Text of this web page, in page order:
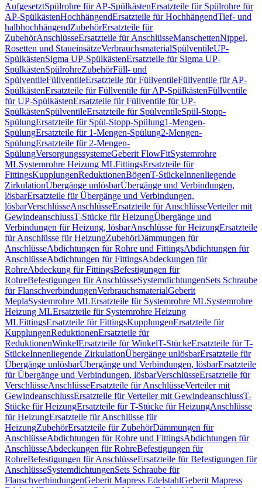
AufgesetztSpülrohre für AP-SpülkästenErsatzteile für Spülrohre für
AP-SpülkästenHochhängendErsatzteile für HochhängendTief- und
halbhochhängendZubehörErsatzteile für
ZubehörAnschlüsseErsatzteile für AnschlüsseManschettenNippel,
Rosetten und StaueinsätzeVerbrauchsmaterialSpülventileUP-
SpülkästenSigma UP-SpülkästenErsatzteile für Sigma UP-
SpülkästenSpülrohreZubehörFüll- und
SpülventileFüllventileErsatzteile für FüllventileFüllventile für AP-
SpülkästenErsatzteile für Füllventile für AP-SpülkästenFüllventile
für UP-SpülkästenErsatzteile für Füllventile für UP-
SpülkästenSpülventileErsatzteile für SpülventileSpül-Stopp-
SpülungErsatzteile für Spül-Stopp-Spülung1-Mengen-
SpülungErsatzteile für 1-Mengen-Spülung2-Mengen-
SpülungErsatzteile für 2-Mengen-
SpülungVersorgungssystemeGeberit FlowFitSystemrohre
MLSystemrohre Heizung MLFittingsErsatzteile für
FittingsKupplungenReduktionenBögenT-StückeInnenliegende
ZirkulationÜbergänge unlösbarÜbergänge und Verbindungen,
lösbarErsatzteile für Übergänge und Verbindungen,
lösbarVerschlüsseAnschlüsseErsatzteile für AnschlüsseVerteiler mit
GewindeanschlussT-Stücke für HeizungÜbergänge und
Verbindungen für Heizung, lösbarAnschlüsse für HeizungErsatzteile
für Anschlüsse für HeizungZubehörDämmungen für
AnschlüsseAbdichtungen für Rohre und FittingsAbdichtungen für
AnschlüsseAbdichtungen für FittingsAbdeckungen für
RohreAbdeckung für FittingsBefestigungen für
RohreBefestigungen für AnschlüsseSystemdichtungenSets Schraube
für FlanschverbindungenVerbrauchsmaterialGeberit
MeplaSystemrohre MLErsatzteile für Systemrohre MLSystemrohre
Heizung MLErsatzteile für Systemrohre Heizung
MLFittingsErsatzteile für FittingsKupplungenErsatzteile für
KupplungenReduktionenErsatzteile für
ReduktionenWinkelErsatzteile für WinkelT-StückeErsatzteile für T-
StückeInnenliegende ZirkulationÜbergänge unlösbarErsatzteile für
Übergänge unlösbarÜbergänge und Verbindungen, lösbarErsatzteile
für Übergänge und Verbindungen, lösbarVerschlüsseErsatzteile für
VerschlüsseAnschlüsseErsatzteile für AnschlüsseVerteiler mit
GewindeanschlussErsatzteile für Verteiler mit GewindeanschlussT-
Stücke für HeizungErsatzteile für T-Stücke für HeizungAnschlüsse
für HeizungErsatzteile für Anschlüsse für
HeizungZubehörErsatzteile für ZubehörDämmungen für
AnschlüsseAbdichtungen für Rohre und FittingsAbdichtungen für
AnschlüsseAbdeckungen für RohreBefestigungen für
RohreBefestigungen für AnschlüsseErsatzteile für Befestigungen für
AnschlüsseSystemdichtungenSets Schraube für
FlanschverbindungenGeberit Mapress EdelstahlGeberit Mapress